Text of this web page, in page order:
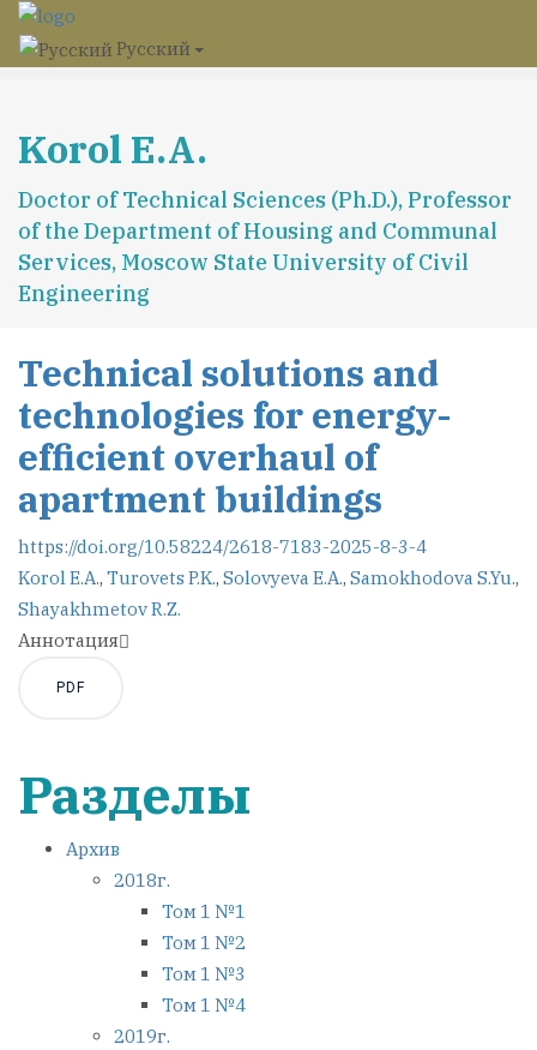
Русский
Korol E.A.
Doctor of Technical Sciences (Ph.D.), Professor
of the Department of Housing and Communal
Services, Moscow State University of Civil
Engineering
Technical solutions and
technologies for energy-
efficient overhaul of
apartment buildings
https://doi.org/10.58224/2618-7183-2025-8-3-4
Korol E.A., Turovets P.K., Solovyeva E.A., Samokhodova S.Yu.,
Shayakhmetov R.Z.
Аннотация
PDF
Разделы
Архив
2018г.
Том 1 №1
Том 1 №2
Том 1 №3
Том 1 №4
2019г.